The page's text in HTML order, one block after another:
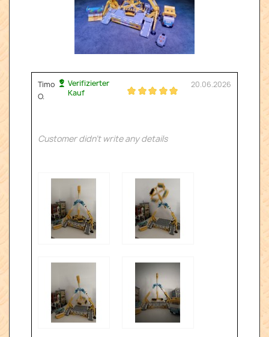
Timo
O.
Verifizierter
Kauf
20.06.2026
Customer didn't write any details